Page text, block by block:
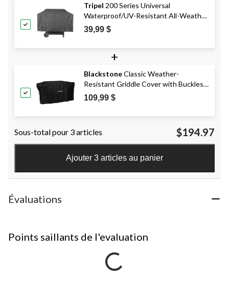
Tripel 200 Series Universal
Waterproof/UV-Resistant All-Weather
BBQ Grill Cover, Medium, Black
39,99 $
+
BlackstoneClassic Weather-
Resistant Griddle Cover with Buckles,
36-in
109,99 $
Sous-total pour 3 articles $194.97
Ajouter 3 articles au panier
Évaluations
Points saillants de l'evaluation